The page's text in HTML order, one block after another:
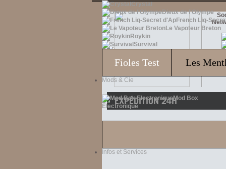
Crystal
Dieux de l'Olympe
French Liq-
Le Vapoteur Breton
Roykin
Survival
Fioles Test Les
Mods & Cie
Mod Box
Electronique
Infos et Services
EXPÉDITION 24H